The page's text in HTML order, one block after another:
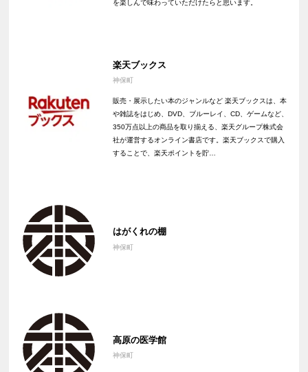
を楽しんで味わっていただけたらと思います。
楽天ブックス
神保町
販売・展示したい本のジャンルなど 楽天ブックスは、本
や雑誌をはじめ、DVD、ブルーレイ、CD、ゲームなど、
350万点以上の商品を取り揃える、楽天グループ株式会
社が運営するオンライン書店です。楽天ブックスで購入
することで、楽天ポイントを貯…
はがくれの棚
神保町
高原の医学館
神保町